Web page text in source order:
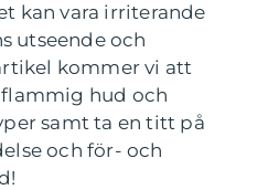
kan vara irriterande
utseende och
kommer vi att
hud och
samt ta en titt på
och för- och